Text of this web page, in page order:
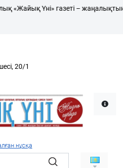
Қ.Жұмағалиев (Фрунзе)
«Жайық Үні» газеті – жаңалықтың
20/1
нұсқа